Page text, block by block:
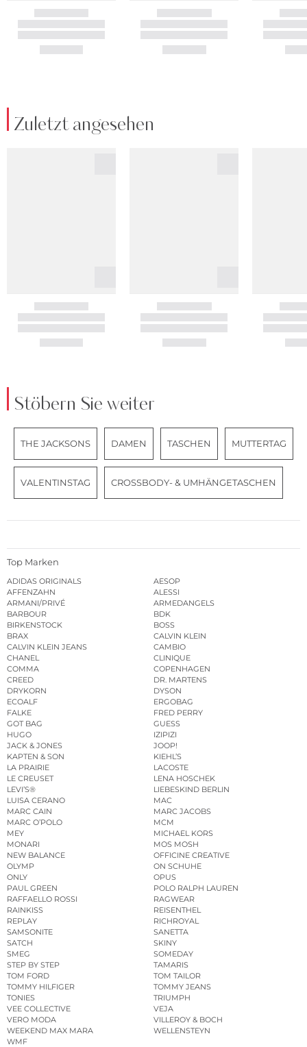
Zuletzt angesehen
Stöbern Sie weiter
THE JACKSONS DAMEN TASCHEN MUTTERTAG
VALENTINSTAG CROSSBODY- & UMHÄNGETASCHEN
Top Marken
ADIDAS ORIGINALS
AESOP
AFFENZAHN
ALESSI
ARMANI/PRIVÉ
ARMEDANGELS
BARBOUR
BDK
BIRKENSTOCK
BOSS
BRAX
CALVIN KLEIN
CALVIN KLEIN JEANS
CAMBIO
CHANEL
CLINIQUE
COMMA
COPENHAGEN
CREED
DR. MARTENS
DRYKORN
DYSON
ECOALF
ERGOBAG
FALKE
FRED PERRY
GOT BAG
GUESS
HUGO
IZIPIZI
JACK & JONES
JOOP!
KAPTEN & SON
KIEHL’S
LA PRAIRIE
LACOSTE
LE CREUSET
LENA HOSCHEK
LEVI’S®
LIEBESKIND BERLIN
LUISA CERANO
MAC
MARC CAIN
MARC JACOBS
MARC O’POLO
MCM
MEY
MICHAEL KORS
MONARI
MOS MOSH
NEW BALANCE
OFFICINE CREATIVE
OLYMP
ON SCHUHE
ONLY
OPUS
PAUL GREEN
POLO RALPH LAUREN
RAFFAELLO ROSSI
RAGWEAR
RAINKISS
REISENTHEL
REPLAY
RICHROYAL
SAMSONITE
SANETTA
SATCH
SKINY
SMEG
SOMEDAY
STEP BY STEP
TAMARIS
TOM FORD
TOM TAILOR
TOMMY HILFIGER
TOMMY JEANS
TONIES
TRIUMPH
VEE COLLECTIVE
VEJA
VERO MODA
VILLEROY & BOCH
WEEKEND MAX MARA
WELLENSTEYN
WMF